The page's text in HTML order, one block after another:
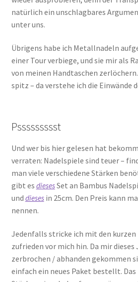
natürlich ein unschlagbares
unter uns.
Übrigens habe ich Metallnadeln
einer Tour verbiege, und sie mir als
von meinen Handtaschen
spitz – da verstehe ich die Einwände
Pssssssssst
Und wer bis hier gelesen hat
verraten: Nadelspiele sind teuer –
man viele verschiedene Stärken
gibt es diesesSet an Bambus
und diesesin 25cm. Den Preis kann
nennen.
Jedenfalls stricke ich mit den kurzen
zufrieden vor mich hin. Da mir dieses
zerbrochen / abhanden gekommen
einfach ein neues Paket bestellt.